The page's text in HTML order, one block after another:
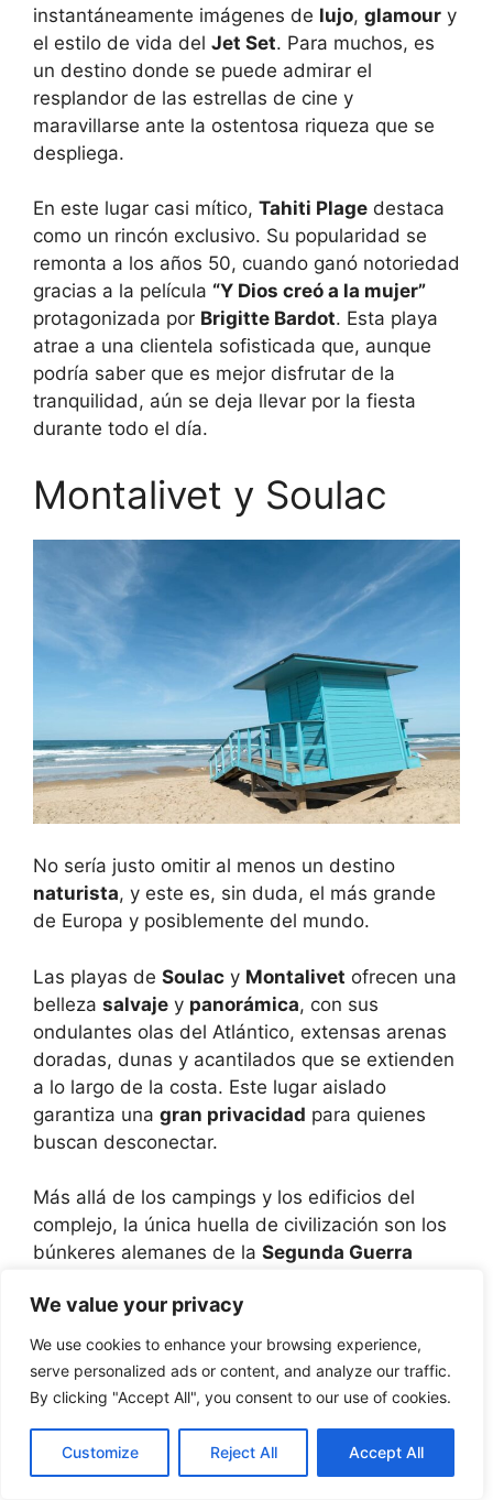
We value your privacy
We use cookies to enhance your browsing experience,
serve personalized ads or content, and analyze our traffic.
By clicking "Accept All", you consent to our use of cookies.
Customize Reject All Accept All
instantáneamente imágenes de lujo, glamour y
el estilo de vida del Jet Set. Para muchos, es
un destino donde se puede admirar el
resplandor de las estrellas de cine y
maravillarse ante la ostentosa riqueza que se
despliega.
En este lugar casi mítico, Tahiti Plage destaca
como un rincón exclusivo. Su popularidad se
remonta a los años 50, cuando ganó notoriedad
gracias a la película “Y Dios creó a la mujer”
protagonizada por Brigitte Bardot. Esta playa
atrae a una clientela sofisticada que, aunque
podría saber que es mejor disfrutar de la
tranquilidad, aún se deja llevar por la fiesta
durante todo el día.
Montalivet y Soulac
No sería justo omitir al menos un destino
naturista, y este es, sin duda, el más grande
de Europa y posiblemente del mundo.
Las playas de Soulac y Montalivet ofrecen una
belleza salvaje y panorámica, con sus
ondulantes olas del Atlántico, extensas arenas
doradas, dunas y acantilados que se extienden
a lo largo de la costa. Este lugar aislado
garantiza una gran privacidad para quienes
buscan desconectar.
Más allá de los campings y los edificios del
complejo, la única huella de civilización son los
búnkeres alemanes de la Segunda Guerra
Plage. En áreas más remotas, es posible avistar
focas que ocasionalmente se arrastran para
descansar en la arena.
Valras Plage